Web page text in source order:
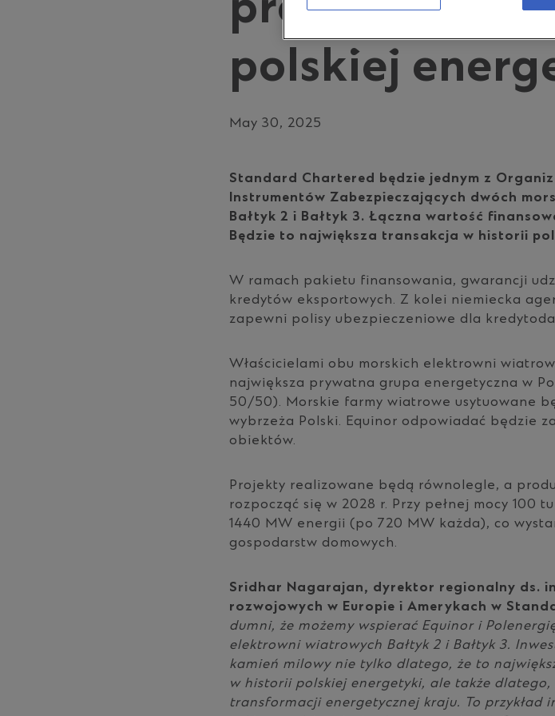
polskiej
May 30, 2025
Standard Chartered będzie jednym z
Instrumentów Zabezpieczających dwóch
Bałtyk 2 i Bałtyk 3. Łączna wartość
Będzie to największa transakcja w historii
W ramach pakietu finansowania, gwarancji
kredytów eksportowych. Z kolei niemiecka
zapewni polisy ubezpieczeniowe dla
Właścicielami obu morskich elektrowni
największa prywatna grupa energetyczna w
50/50). Morskie farmy wiatrowe usytuowane
wybrzeża Polski. Equinor odpowiadać będzie
obiektów.
Projekty realizowane będą równolegle, a
rozpocząć się w 2028 r. Przy pełnej mocy 100
1440 MW energii (po 720 MW każda), co
gospodarstw domowych.
Sridhar Nagarajan, dyrektor regionalny ds.
rozwojowych w Europie i Amerykach w
dumni, że możemy wspierać Equinor i
elektrowni wiatrowych Bałtyk 2 i Bałtyk 3.
kamień milowy nie tylko dlatego, że to
w historii polskiej energetyki, ale także
transformacji energetycznej kraju. To przykład